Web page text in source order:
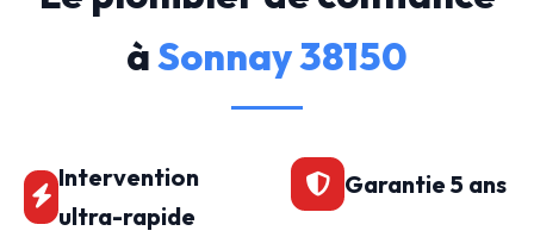
àSonnay 38150
Intervention
ultra-rapide
Garantie 5 ans